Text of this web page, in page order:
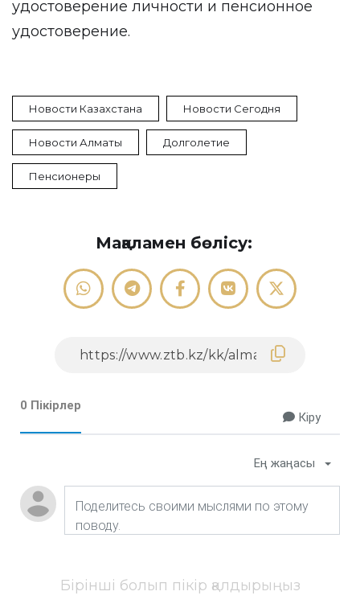
удостоверение личности и пенсионное
удостоверение.
Новости Казахстана Новости Сегодня
Новости Алматы Долголетие
Пенсионеры
Мақаламен бөлісу:
0 Пікірлер
Кіру
Ең жаңасы
Бірінші болып пікір қалдырыңыз